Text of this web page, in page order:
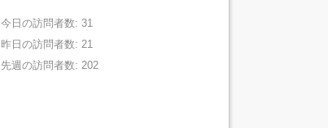
今日の訪問者数: 31
昨日の訪問者数: 21
先週の訪問者数: 202